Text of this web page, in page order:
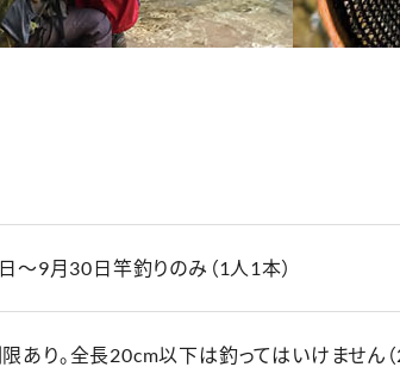
〜9月30日竿釣りのみ（1人1本）
あり。全長20cm以下は釣ってはいけません（